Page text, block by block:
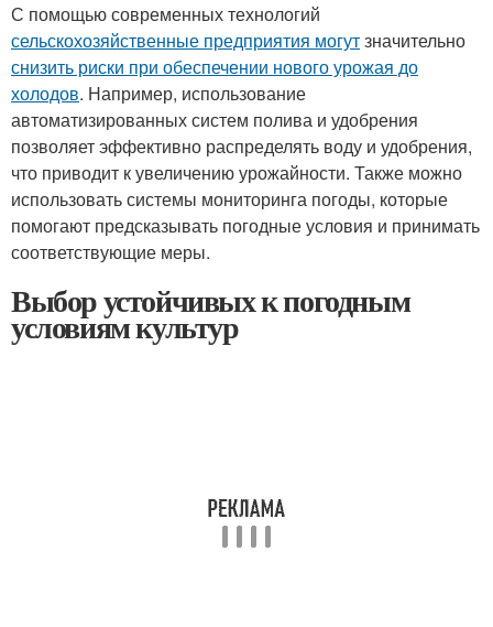
С помощью современных технологий
сельскохозяйственные предприятия могутзначительно
снизить риски при обеспечении нового урожая до
холодов. Например, использование
автоматизированных систем полива и удобрения
позволяет эффективно распределять воду и удобрения,
что приводит к увеличению урожайности. Также можно
использовать системы мониторинга погоды, которые
помогают предсказывать погодные условия и принимать
соответствующие меры.
Выбор устойчивых к погодным
условиям культур